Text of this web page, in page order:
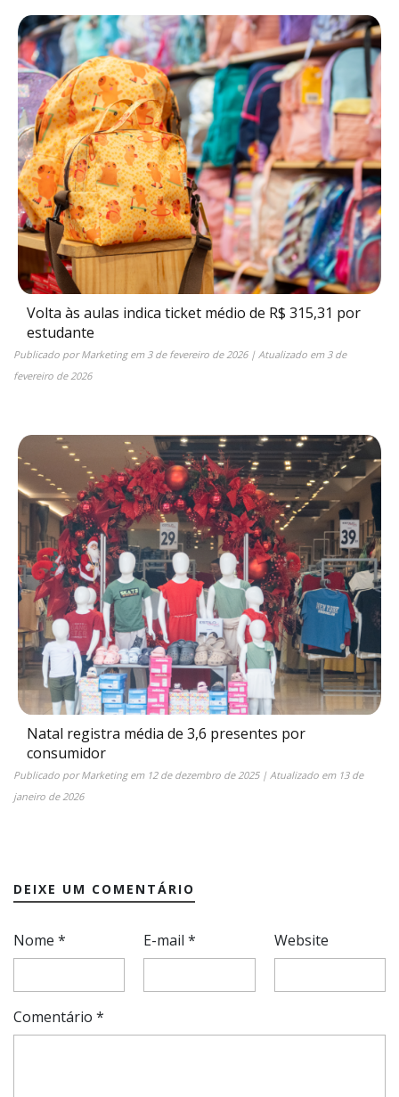
Volta às aulas indica ticket médio de R$ 315,31 por
estudante
Publicado porMarketingem3 de fevereiro de 2026| Atualizado em3 de
fevereiro de 2026
Natal registra média de 3,6 presentes por
consumidor
Publicado porMarketingem 12 de dezembro de 2025| Atualizado em 13 de
janeiro de 2026
DEIXE UM COMENTÁRIO
Nome * E-mail* Website
Comentário *